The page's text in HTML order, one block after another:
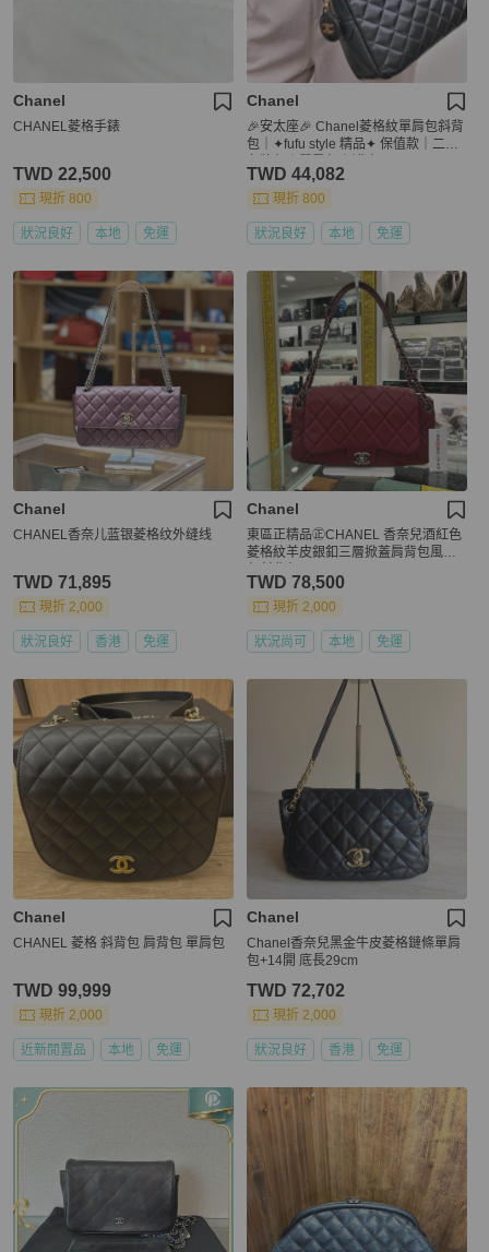
Chanel
CHANEL菱格手錶
TWD 22,500
現折 800
狀況良好 本地 免運
Chanel
🎉安太座🎉 Chanel菱格紋單肩包斜背
包｜✦fufu style 精品✦ 保值款｜二手
TWD 44,082
現折 800
狀況良好 本地 免運
Chanel
CHANEL香奈儿蓝银菱格纹外缝线
TWD 71,895
現折 2,000
狀況良好 香港 免運
Chanel
東區正精品㊣CHANEL 香奈兒酒紅色
菱格紋羊皮銀釦三層掀蓋肩背包風琴
TWD 78,500
現折 2,000
狀況尚可 本地 免運
Chanel
CHANEL 菱格 斜背包 肩背包 單肩包
TWD 99,999
現折 2,000
近新閒置品 本地 免運
Chanel
Chanel香奈兒黑金牛皮菱格鏈條單肩
包+14開 底長29cm
TWD 72,702
現折 2,000
狀況良好 香港 免運